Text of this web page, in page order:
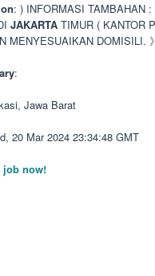
: ) INFORMASI TAMBAHAN
JAKARTA TIMUR ( KANTOR
MENYESUAIKAN DOMISILI.
:
Jawa Barat
20 Mar 2024 23:34:48 GMT
job now!